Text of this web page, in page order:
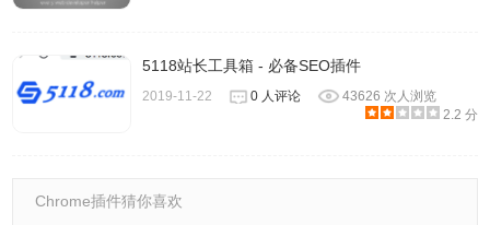
5118站长工具箱 - 必备SEO插件
2019-11-22 0 人评论
43626 次人浏览
2.2 分
Chrome插件猜你喜欢